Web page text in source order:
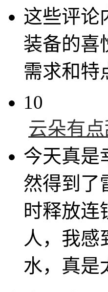
这些评论
装备的喜
需求和特
10
云朵有
今天真是
然得到了
时释放连
人，我感
水，真是